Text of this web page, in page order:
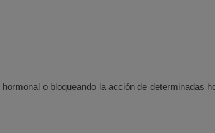
o bloqueando la acción de determinadas